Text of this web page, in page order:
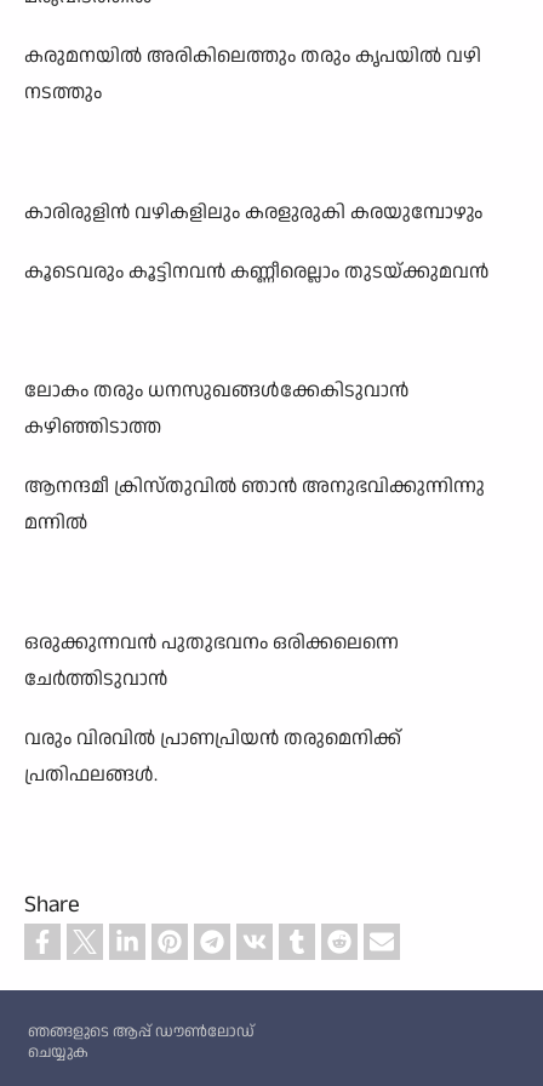
കരുമനയിൽ അരികിലെത്തും തരും കൃപയിൽ വഴി
നടത്തും
കാരിരുളിൻ വഴികളിലും കരളുരുകി കരയുമ്പോഴും
കൂടെവരും കൂട്ടിനവൻ കണ്ണീരെല്ലാം തുടയ്ക്കുമവൻ
ലോകം തരും ധനസുഖങ്ങൾക്കേകിടുവാൻ
കഴിഞ്ഞിടാത്ത
ആനന്ദമീ ക്രിസ്തുവിൽ ഞാൻ അനുഭവിക്കുന്നിന്നു
മന്നിൽ
ഒരുക്കുന്നവൻ പുതുഭവനം ഒരിക്കലെന്നെ
ചേർത്തിടുവാൻ
വരും വിരവിൽ പ്രാണപ്രിയൻ തരുമെനിക്ക്
പ്രതിഫലങ്ങൾ.
Share
ഞങ്ങളുടെ ആപ്പ് ഡൗൺലോഡ്
ചെയ്യുക